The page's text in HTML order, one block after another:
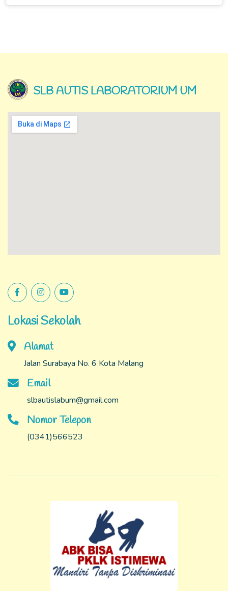
SLB AUTIS LABORATORIUM UM
Lokasi Sekolah
Alamat
Jalan Surabaya No. 6 Kota Malang
Email
slbautislabum@gmail.com
Nomor Telepon
(0341)566523